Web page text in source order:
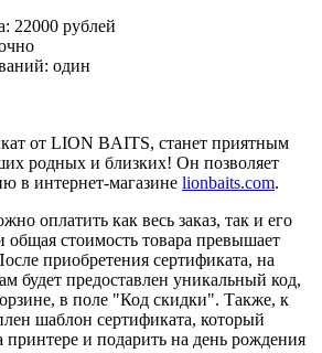
22000 рублей
один
от LION BAITS, станет приятным
родных и близких! Он позволяет
в интернет-магазине lionbaits.com.
оплатить как весь заказ, так и его
общая стоимость товара превышает
приобретения сертификата, на
будет предоставлен уникальный код,
в поле "Код скидки". Также, к
шаблон сертификата, который
принтере и подарить на день рождения